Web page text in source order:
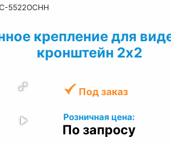
5522ОСНН
крепление для
кронштейн 2х2
Под заказ
Розничная цена:
По запросу